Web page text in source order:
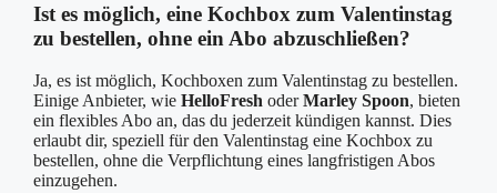
Ist es möglich, eine Kochbox zum Valentinstag
zu bestellen, ohne ein Abo abzuschließen?
Ja, es ist möglich, Kochboxen zum Valentinstag zu bestellen.
Einige Anbieter, wie HelloFresh oderMarley Spoon, bieten
ein flexibles Abo an, das du jederzeit kündigen kannst. Dies
erlaubt dir, speziell für den Valentinstag eine Kochbox zu
bestellen, ohne die Verpflichtung eines langfristigen Abos
einzugehen.